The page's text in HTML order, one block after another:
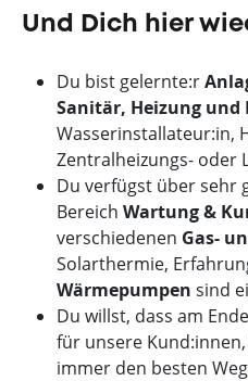
Und Dich hier
Du bist gelernte:r
Sanitär, Heizung
Wasserinstallateur:in,
Zentralheizungs- oder
Du verfügst über sehr
Bereich Wartung &
verschiedenen Gas-
Solarthermie,
Wärmepumpen sind
Du willst, dass am
für unsere
immer den besten